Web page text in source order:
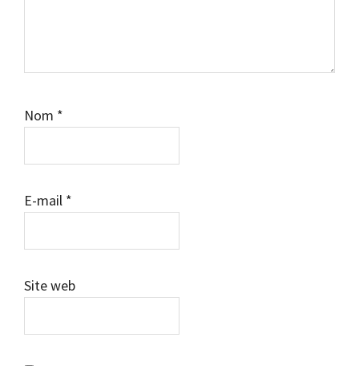
Nom *
E-mail *
Site web